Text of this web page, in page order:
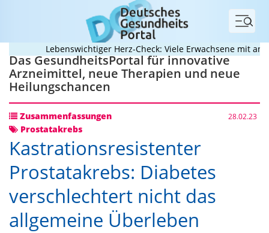
Menü
Lebenswichtiger Herz-Check: Viele Erwachsene mit
Das GesundheitsPortal für innovative
Arzneimittel, neue Therapien und neue
Heilungschancen
Zusammenfassungen 28.02.23
Prostatakrebs
Kastrationsresistenter
Prostatakrebs: Diabetes
verschlechtert nicht das
allgemeine Überleben